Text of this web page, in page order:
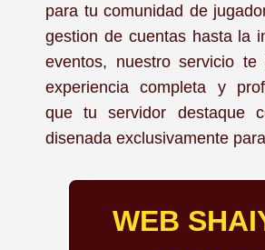
para tu comunidad de
gestion de cuentas hasta la
eventos, nuestro servicio te
experiencia completa y
que tu servidor destaque
disenada exclusivamente
WEB